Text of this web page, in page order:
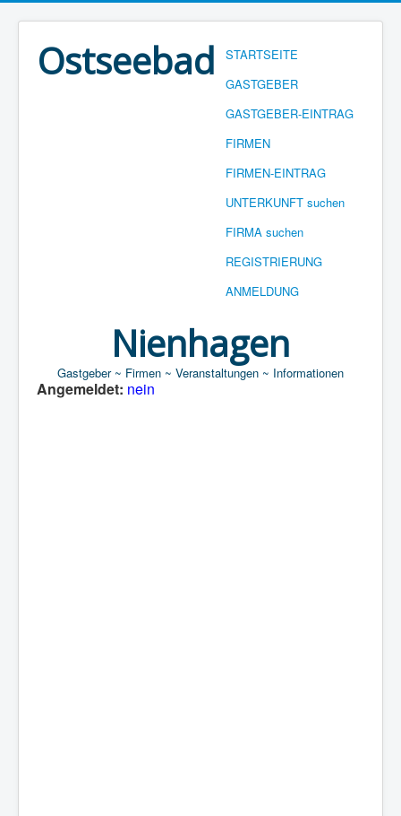
STARTSEITE
GASTGEBER
GASTGEBER-EINTRAG
FIRMEN
FIRMEN-EINTRAG
UNTERKUNFT suchen
FIRMA suchen
REGISTRIERUNG
ANMELDUNG
Ostseebad
Nienhagen
Gastgeber ~ Firmen ~ Veranstaltungen ~ Informationen
Angemeldet: nein